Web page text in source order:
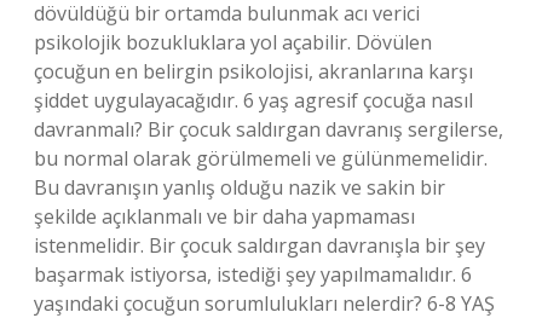
dövüldüğü bir ortamda bulunmak acı verici
psikolojik bozukluklara yol açabilir. Dövülen
çocuğun en belirgin psikolojisi, akranlarına karşı
şiddet uygulayacağıdır. 6 yaş agresif çocuğa nasıl
davranmalı? Bir çocuk saldırgan davranış sergilerse,
bu normal olarak görülmemeli ve gülünmemelidir.
Bu davranışın yanlış olduğu nazik ve sakin bir
şekilde açıklanmalı ve bir daha yapmaması
istenmelidir. Bir çocuk saldırgan davranışla bir şey
başarmak istiyorsa, istediği şey yapılmamalıdır. 6
yaşındaki çocuğun sorumlulukları nelerdir? 6-8 YAŞ